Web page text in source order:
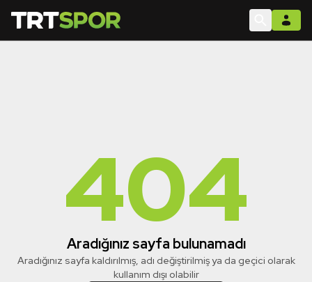
404
Aradığınız sayfa bulunamadı
Aradığınız sayfa kaldırılmış, adı değiştirilmiş ya da geçici olarak
kullanım dışı olabilir